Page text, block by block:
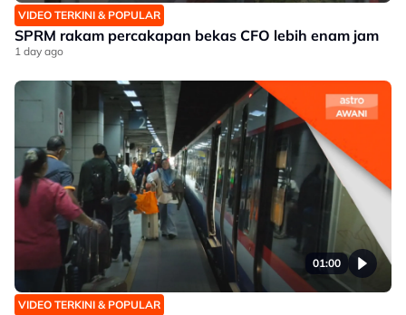
VIDEO TERKINI & POPULAR
SPRM rakam percakapan bekas CFO lebih enam jam
1 day ago
01:00
VIDEO TERKINI & POPULAR